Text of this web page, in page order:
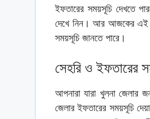
ইফতারের সময়সূচি দেখতে
দেখে নিন। আর আজকের এই
সময়সূচি জানতে পারে।
সেহরি ও ইফতারের
আপনারা যারা খুলনা
জেলার ইফতারের সময়সূচি